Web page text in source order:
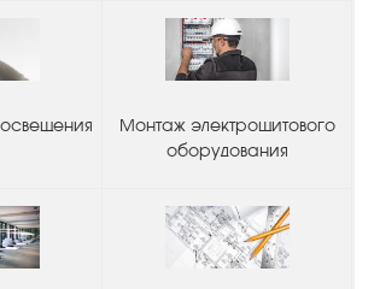
Монтаж электрощитового
оборудования